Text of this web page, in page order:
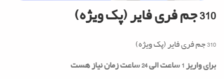
310 جم فری فایر (پک ویژه)
310 جم فری فایر (پک ویژه)
برای واریز 1 ساعت الی 24 ساعت زمان نیاز هست